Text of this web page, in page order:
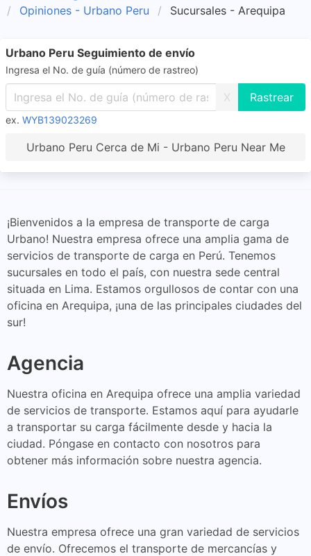
Opiniones - Urbano Peru
Sucursales - Arequipa
Urbano Peru Seguimiento de envío
Ingresa el No. de guía (número de rastreo)
X
ex. WYB139023269
Urbano Peru Cerca de Mi - Urbano Peru Near Me
¡Bienvenidos a la empresa de transporte de carga
Urbano! Nuestra empresa ofrece una amplia gama de
servicios de transporte de carga en Perú. Tenemos
sucursales en todo el país, con nuestra sede central
situada en Lima. Estamos orgullosos de contar con una
oficina en Arequipa, ¡una de las principales ciudades del
sur!
Agencia
Nuestra oficina en Arequipa ofrece una amplia variedad
de servicios de transporte. Estamos aquí para ayudarle
a transportar su carga fácilmente desde y hacia la
ciudad. Póngase en contacto con nosotros para
obtener más información sobre nuestra agencia.
Envíos
Nuestra empresa ofrece una gran variedad de servicios
de envío. Ofrecemos el transporte de mercancías y